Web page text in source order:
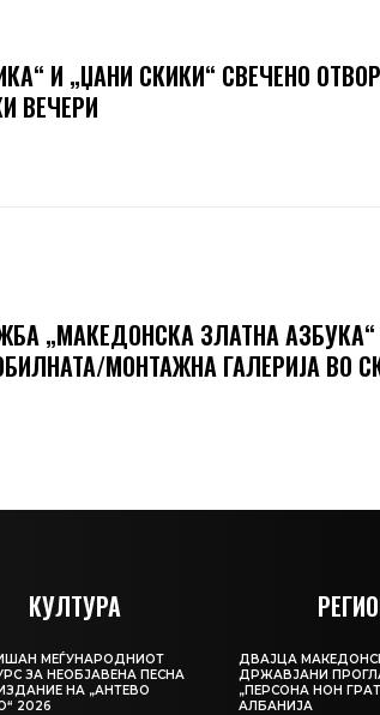
И „ЏАНИ СКИКИ“ СВЕЧЕНО
ВЕЧЕРИ
„МАКЕДОНСКА ЗЛАТНА
МОНТАЖНА ГАЛЕРИЈА ВО
КУЛТУРА
МЕЃУНАРОДНИОТ
ЗА НЕОБЈАВЕНА ПЕСНА
НА „АНТЕВО
2026
ДВАЈЦА
ДРЖАВЈАНИ
„ПЕРСОНА НОН
АЛБАНИЈА